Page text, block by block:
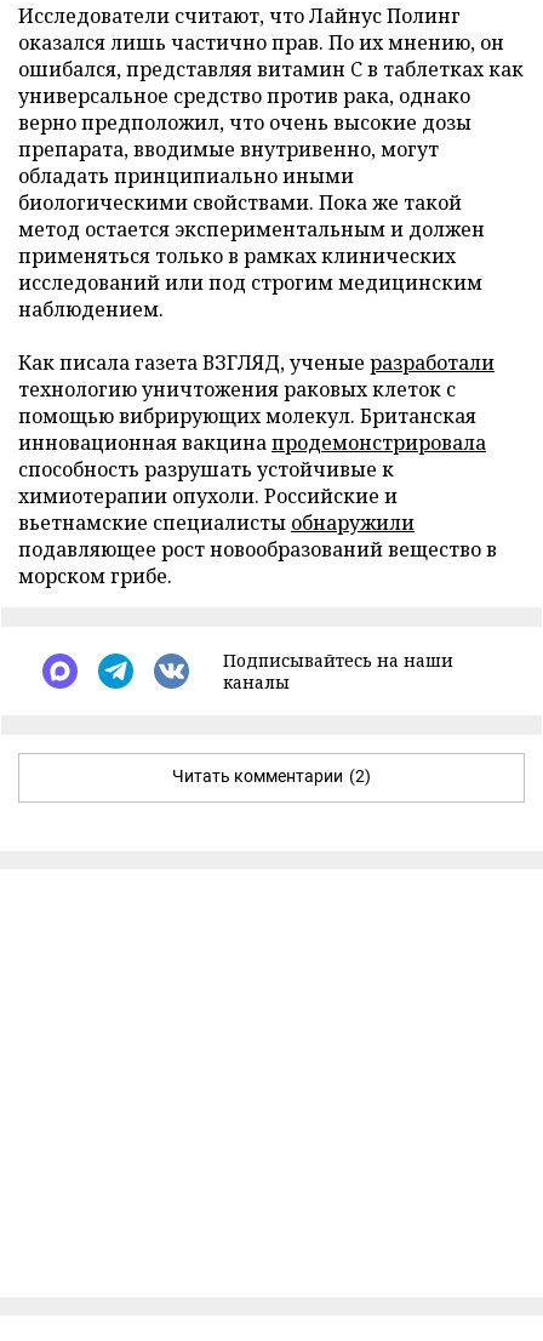
Исследователи считают, что Лайнус Полинг
оказался лишь частично прав. По их мнению, он
ошибался, представляя витамин C в таблетках как
универсальное средство против рака, однако
верно предположил, что очень высокие дозы
препарата, вводимые внутривенно, могут
обладать принципиально иными
биологическими свойствами. Пока же такой
метод остается экспериментальным и должен
применяться только в рамках клинических
исследований или под строгим медицинским
наблюдением.
Как писала газета ВЗГЛЯД, ученые разработали
технологию уничтожения раковых клеток с
помощью вибрирующих молекул. Британская
инновационная вакцинапродемонстрировала
способность разрушать устойчивые к
химиотерапии опухоли. Российские и
вьетнамские специалисты обнаружили
подавляющее рост новообразований вещество в
морском грибе.
Подписывайтесь на наши
каналы
Читать комментарии (2)